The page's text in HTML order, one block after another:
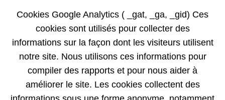
Cookies Google Analytics ( _gat, _ga, _gid) Ces
cookies sont utilisés pour collecter des
informations sur la façon dont les visiteurs utilisent
notre site. Nous utilisons ces informations pour
compiler des rapports et pour nous aider à
améliorer le site. Les cookies collectent des